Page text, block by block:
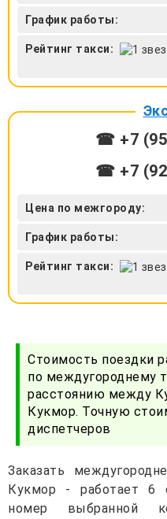
График работы:
Рейтинг такси:
☎ +7
☎ +7
Цена по межгороду:
График работы:
Рейтинг такси:
Стоимость поездки
по междугороднему
расстоянию между
Кукмор. Точную
диспетчеров
Заказать
Кукмор - работает 6
номер выбранной